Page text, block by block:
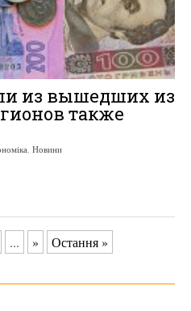
из вышедших из
также
, Новини
... » Остання »